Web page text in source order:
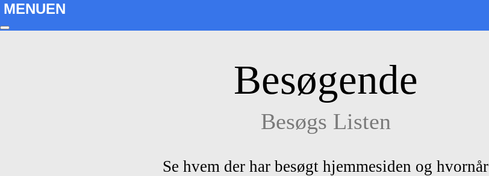
MENUEN
Besøgende
Besøgs Listen
Se hvem der har besøgt hjemmesiden og hvornår